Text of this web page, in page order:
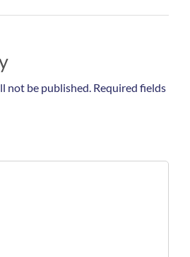
not be published. Required fields